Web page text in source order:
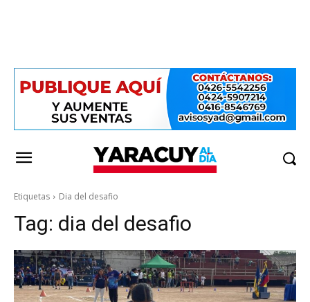
Etiquetas Dia del desafio
Tag: dia del desafio